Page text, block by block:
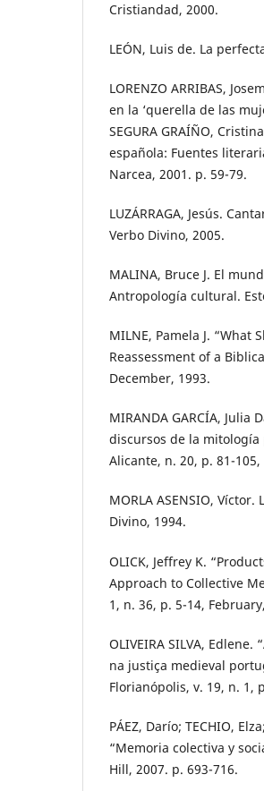
Cristiandad, 2000.
LEÓN, Luis de. La
LORENZO ARRIBAS,
en la ‘querella de las
SEGURA GRAÍÑO,
española: Fuentes
Narcea, 2001. p. 59-79.
LUZÁRRAGA, Jesús.
Verbo Divino, 2005.
MALINA, Bruce J. El
Antropología cultural.
MILNE, Pamela J. “What
Reassessment of a
December, 1993.
MIRANDA GARCÍA, Julia
discursos de la
Alicante, n. 20, p. 81-
MORLA ASENSIO,
Divino, 1994.
OLICK, Jeffrey K.
Approach to Collective
1, n. 36, p. 5-14,
OLIVEIRA SILVA,
na justiça medieval
Florianópolis, v. 19, n. 1,
PÁEZ, Darío; TECHIO,
“Memoria colectiva y
Hill, 2007. p. 693-716.